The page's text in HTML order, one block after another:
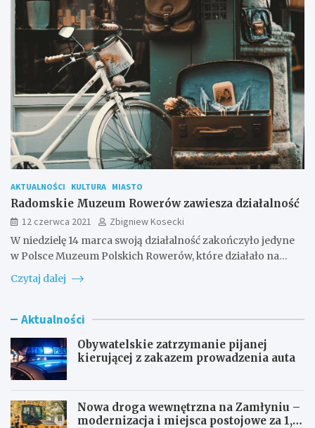
AKTUALNOŚCI KULTURA MIASTO
Radomskie Muzeum Rowerów zawiesza działalność
12 czerwca 2021
Zbigniew Kosecki
W niedzielę 14 marca swoją działalność zakończyło jedyne
w Polsce Muzeum Polskich Rowerów, które działało na…
Czytaj dalej
Aktualności
Obywatelskie zatrzymanie pijanej
kierującej z zakazem prowadzenia auta
Nowa droga wewnętrzna na Zamłyniu –
modernizacja i miejsca postojowe za 1,1